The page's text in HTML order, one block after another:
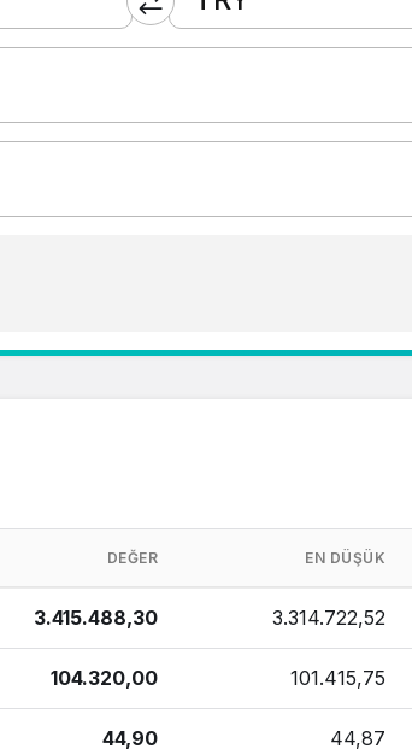
DEĞER EN DÜŞÜK
3.415.488,30 3.314.722,52
104.320,00 101.415,75
44,90 44,87